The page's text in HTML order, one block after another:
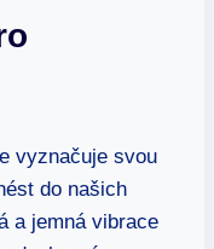
vyznačuje svou
do našich
a jemná vibrace